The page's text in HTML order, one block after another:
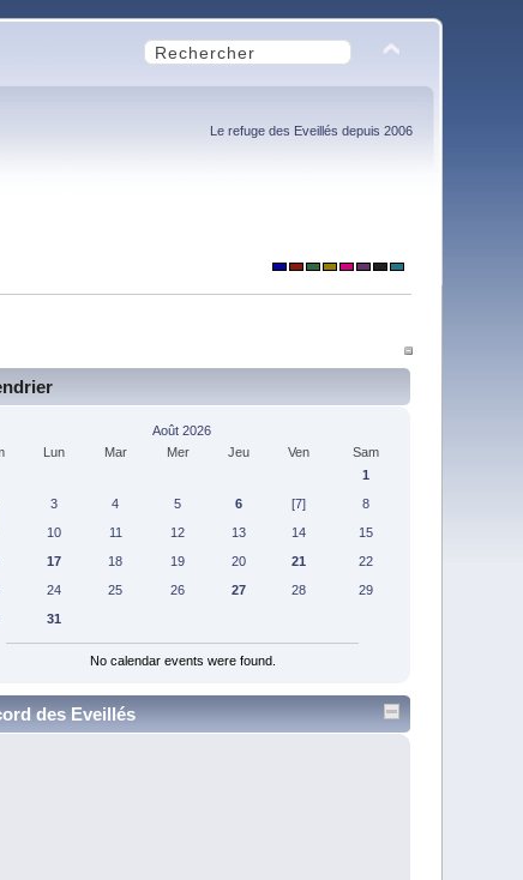
Le refuge des Eveillés depuis 2006
Août 2026
Lun Mar Mer Jeu Ven
Sam
1
3 4 5 6 [7]
8
10 11 12 13 14
15
17 18 19 20 21
22
24 25 26 27 28
29
31
No calendar events were found.
des Eveillés